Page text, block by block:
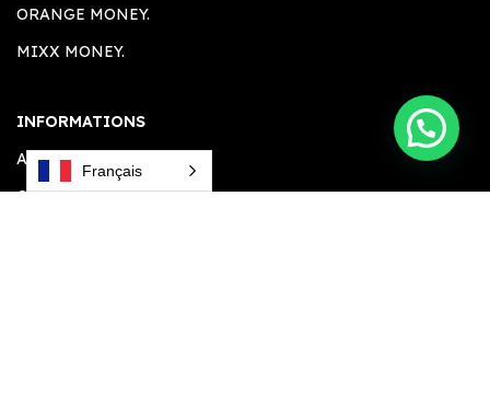
ORANGE MONEY.
MIXX MONEY.
INFORMATIONS
A PROPOS.
CONTACT.
Français